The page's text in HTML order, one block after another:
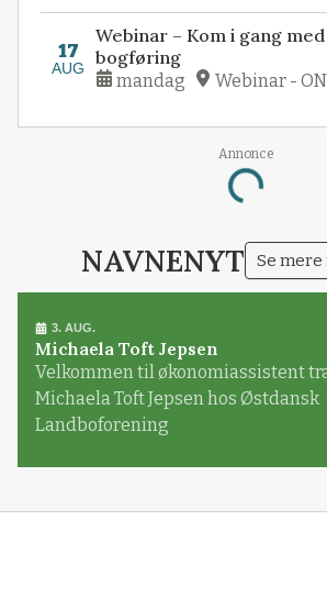
17
AUG
Webinar – Kom i gang
bogføring
mandag Webinar -
Annonce
Loading...
NAVNENYT Se
3. AUG.
Michaela Toft Jepsen
Velkommen til økonomiassistent
Michaela Toft Jepsen hos Østdansk
Landboforening